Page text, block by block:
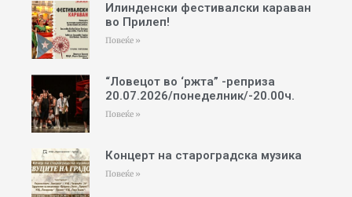
Илинденски фестивалски караван
во Прилеп!
Повеќе »
“Ловецот во ‘ржта” -реприза
20.07.2026/понеделник/-20.00ч.
Повеќе »
Концерт на староградска музика
Повеќе »